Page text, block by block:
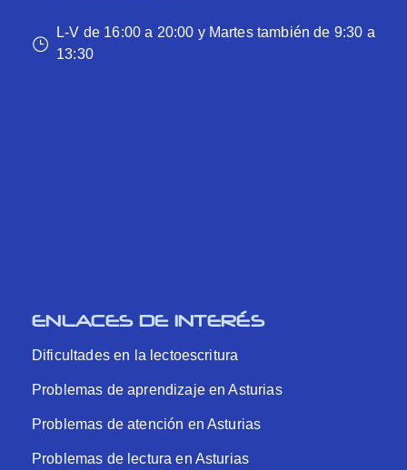
L-V de 16:00 a 20:00 y Martes también de 9:30 a
13:30
ENLACES DE INTERÉS
Dificultades en la lectoescritura
Problemas de aprendizaje en Asturias
Problemas de atención en Asturias
Problemas de lectura en Asturias